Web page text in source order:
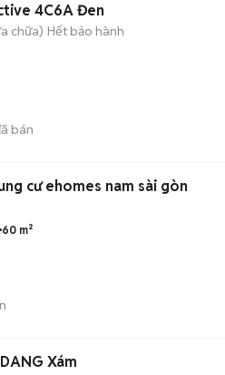
4C6A Đen
chữa) Hết bảo hành
bán
cư ehomes nam sài gòn
60 m²
PRENDANG Xám